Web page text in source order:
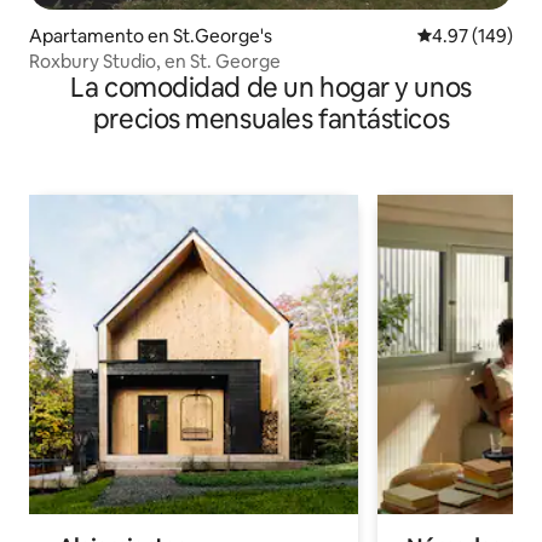
Apartamento en St.George's Calificación
4.97 (149)
Roxbury Studio, en St. George
La comodidad de un hogar y unos
precios mensuales fantásticos